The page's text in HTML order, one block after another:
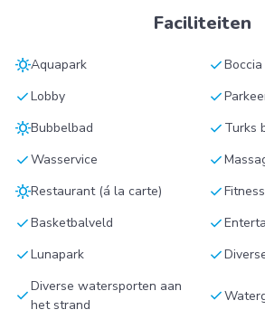
Faciliteiten
sunnyAquapark checkBoccia
checkLobby check
sunnyBubbelbad check Turks
checkWasservice check
sunnyRestaurant (á la carte) checkFitness
checkBasketbalveld check
checkLunapark check
checkDiverse watersporten aan
het strand
check